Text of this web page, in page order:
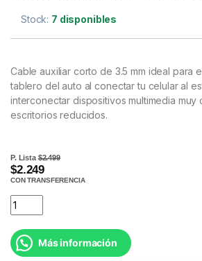
Stock: 7 disponibles
Cable auxiliar corto de 3.5 mm ideal para
tablero del auto al conectar tu celular al
interconectar dispositivos multimedia muy
escritorios reducidos.
P. Lista$2.499
$2.249
CON TRANSFERENCIA
Más información